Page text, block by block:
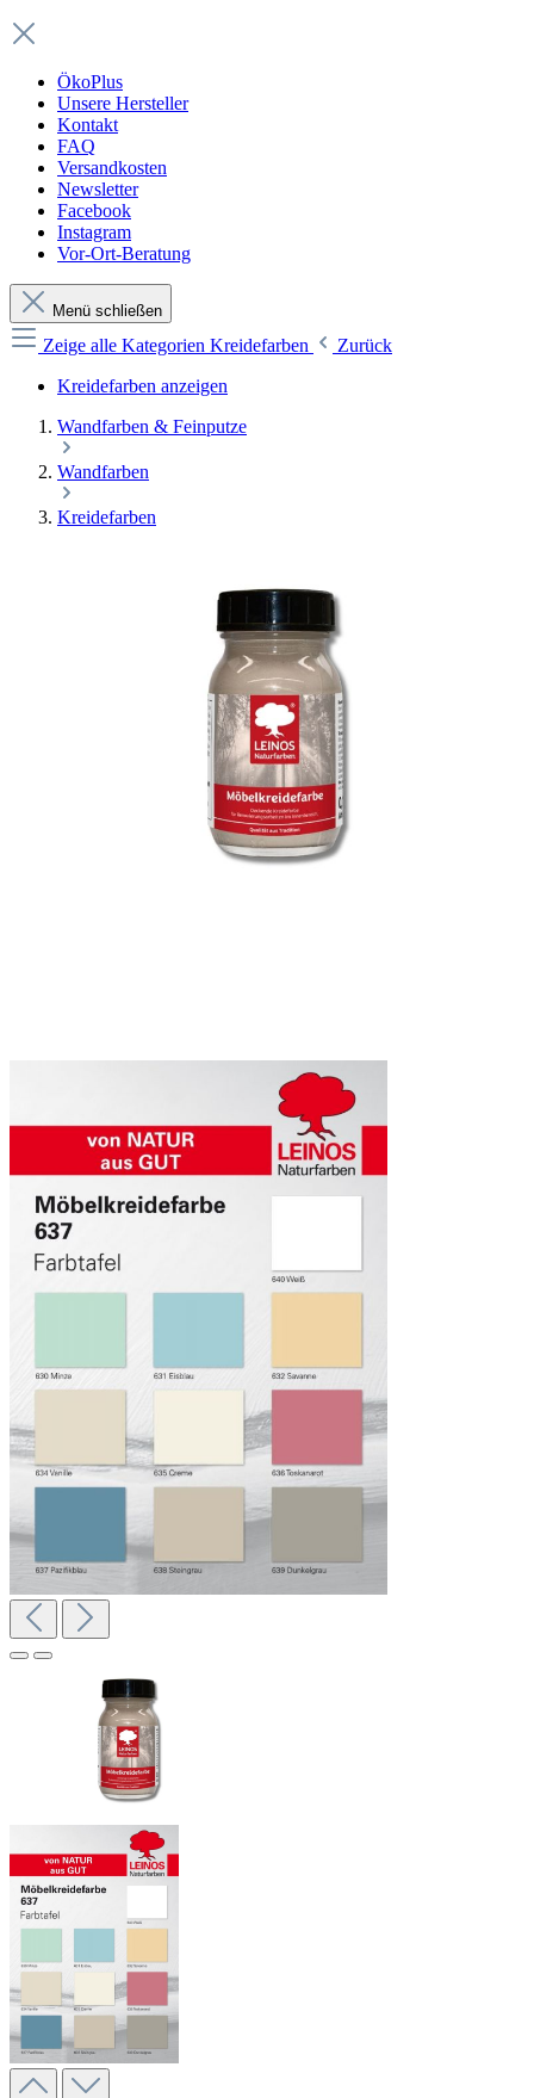
ÖkoPlus
Unsere Hersteller
Kontakt
FAQ
Versandkosten
Newsletter
Facebook
Instagram
Vor-Ort-Beratung
Menü schließen
Zeige alle Kategorien Kreidefarben
Zurück
Kreidefarben anzeigen
Wandfarben & Feinputze
Wandfarben
Kreidefarben